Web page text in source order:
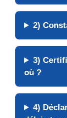
2)
3)
où ?
4)